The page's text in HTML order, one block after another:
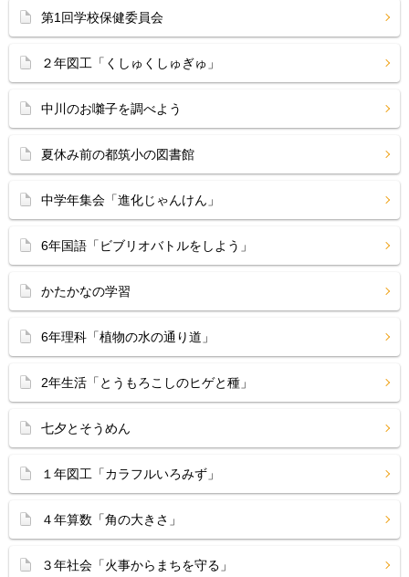
第1回学校保健委員会
２年図工「くしゅくしゅぎゅ」
中川のお囃子を調べよう
夏休み前の都筑小の図書館
中学年集会「進化じゃんけん」
6年国語「ビブリオバトルをしよう」
かたかなの学習
6年理科「植物の水の通り道」
2年生活「とうもろこしのヒゲと種」
七夕とそうめん
１年図工「カラフルいろみず」
４年算数「角の大きさ」
３年社会「火事からまちを守る」